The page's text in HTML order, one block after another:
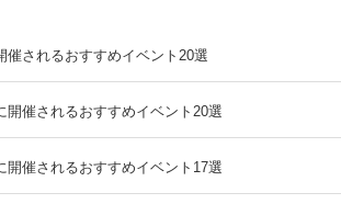
催されるおすすめイベント20選
開催されるおすすめイベント20選
開催されるおすすめイベント17選